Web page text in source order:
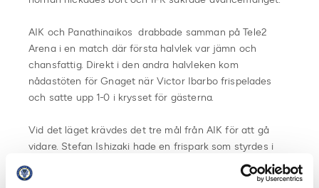
AIK och Panathinaikos drabbade samman på Tele2
Arena i en match där första halvlek var jämn och
chansfattig. Direkt i den andra halvleken kom
nådastöten för Gnaget när Victor Ibarbo frispelades
och satte upp 1-0 i krysset för gästerna.
Vid det läget krävdes det tre mål från AIK för att gå
vidare. Stefan Ishizaki hade en frispark som styrdes i
ribban och inbytte Ahmed Yasin hade ett rappt skott
som räddades till hörna, men närmare än så kom man